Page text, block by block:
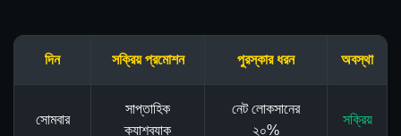
দিন সক্রিয় প্রমোশন পুরস্কার ধরন অবস্থা
সোমবার
সাপ্তাহিক
ক্যাশব্যাক
নেট লোকসানের
২০%
সক্রিয়